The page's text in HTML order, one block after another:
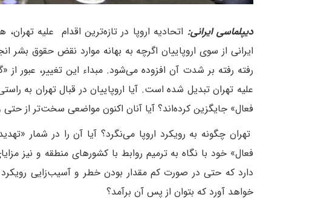
دیپلماسی ایرانی: اتحادیه اروپا در تازه‌ترین اقدام علیه
ایرانی از سوی اروپاییان اگرچه به بهانه موارد نقض حقوق بشر
رفته رفته بر شدت آن افزوده می‌شود. مبداء این تغییر، عبور از
علیه تهران تبدیل شده است. آیا اروپاییان در قبال تهران به
فعال» جایگزین کرده‌اند؟ آیا آنان اکنون مواضعی سخت‌تر از حتی
تهران چگونه به رویکرد اروپا می‌نگرد؟ آیا آن را در شمار
فعال» خود با نگاه به ترمیم روابط با کشورهای منطقه و نیز
دارد که حتی در صورت کم مقدار بودن خطر و آسیب‌زایی رویکرد
خواهد آورد که بتوان از پس آن برآمد؟